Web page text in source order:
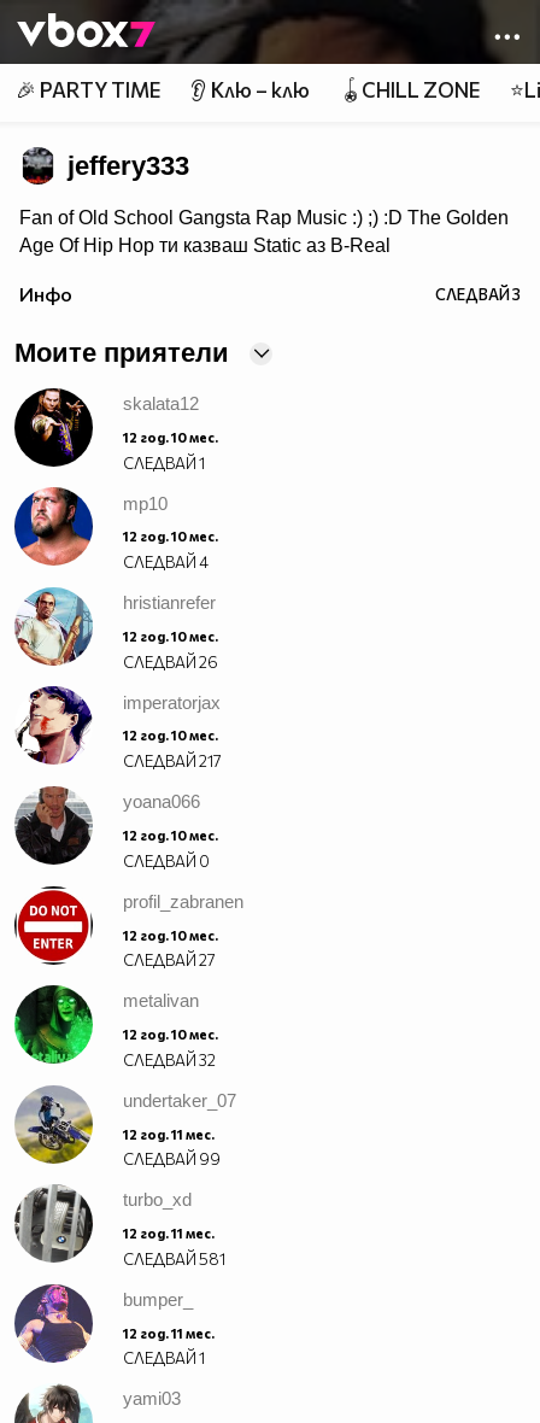
👾
🎉 PARTY TIME 👂 Клю – клю 🪀CHILL ZONE
jeffery333
Fan of Old School Gangsta Rap Music :) ;) :D The Golden
Age Of Hip Hop ти казваш Static аз B-Real
Snoop Doggy Dogg ти казваш Akon аз Eminem ти
Инфо СЛЕДВАЙ3
Моите приятели
skalata12
12 год. 10 мес.
СЛЕДВАЙ1
mp10
12 год. 10 мес.
СЛЕДВАЙ4
hristianrefer
12 год. 10 мес.
СЛЕДВАЙ26
imperatorjax
12 год. 10 мес.
СЛЕДВАЙ217
yoana066
12 год. 10 мес.
СЛЕДВАЙ 0
profil_zabranen
12 год. 10 мес.
СЛЕДВАЙ27
metalivan
12 год. 10 мес.
СЛЕДВАЙ32
undertaker_07
12 год. 11 мес.
СЛЕДВАЙ 99
turbo_xd
12 год. 11 мес.
СЛЕДВАЙ581
bumper_
12 год. 11 мес.
СЛЕДВАЙ1
yami03